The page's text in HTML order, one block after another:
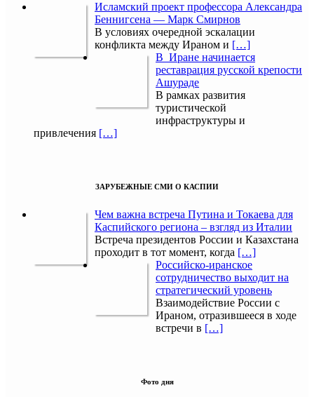
Исламский проект профессора Александра
Беннигсена — Марк Смирнов
В условиях очередной эскалации
конфликта между Ираном и […]
В Иране начинается
реставрация русской крепости
Ашураде
В рамках развития
туристической
инфраструктуры и
привлечения […]
ЗАРУБЕЖНЫЕ СМИ О КАСПИИ
Чем важна встреча Путина и Токаева для
Каспийского региона – взгляд из Италии
Встреча президентов России и Казахстана
проходит в тот момент, когда […]
Российско-иранское
сотрудничество выходит на
стратегический уровень
Взаимодействие России с
Ираном, отразившееся в ходе
встречи в […]
Фото дня